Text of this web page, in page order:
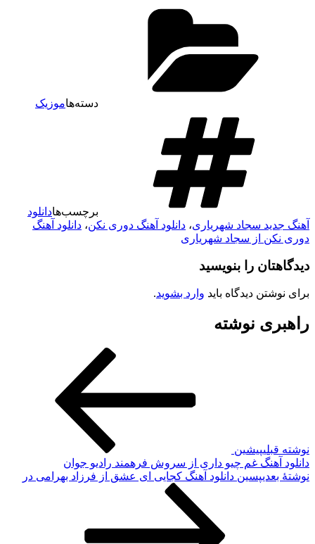
دسته‌هاموزیک
برچسب‌هادانلود
آهنگ جدید سجاد شهریاری، دانلود آهنگ دوری نکن، دانلود آهنگ
دوری نکن از سجاد شهریاری
دیدگاهتان را بنویسید
برای نوشتن دیدگاه باید وارد بشوید.
راهبری نوشته
نوشته قبلیپیشین
دانلود آهنگ غم چیو داری از سروش فرهمند رادیو جوان
نوشته‌ٔ بعدیپسین دانلود آهنگ کجایی ای عشق از فرزاد بهرامی در